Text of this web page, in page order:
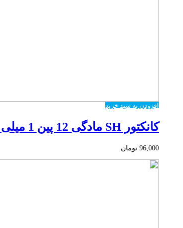
افزودن به سبد خرید
کانکتور SH مادگی 12 پین 1 میلی متری سیمدار
96,000 تومان